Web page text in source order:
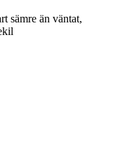
sämre än väntat,